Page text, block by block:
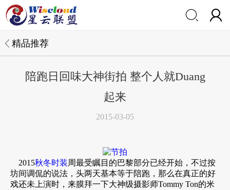
 
精品推荐
陪跑日回味大神街拍 整个人就Duang
起来
2015-03-05
2015秋冬时装周最受瞩目的巴黎部分已经开始，不过按
坊间调侃的说法，头两天基本等于陪跑，那么在真正的好
戏还未上演时，来膜拜一下大神级摄影师Tommy Ton的米